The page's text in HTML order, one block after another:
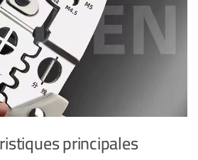
principales :